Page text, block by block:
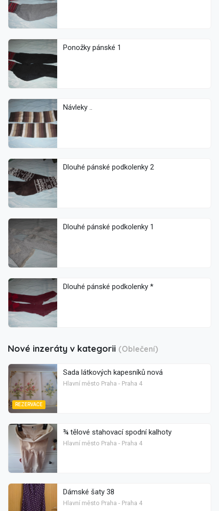
Ponožky pánské 1
Návleky ..
Dlouhé pánské podkolenky 2
Dlouhé pánské podkolenky 1
Dlouhé pánské podkolenky *
Nové inzeráty v kategorii (Oblečení)
REZERVACE
Sada látkových kapesníků nová
Hlavní město Praha - Praha 4
¾ tělové stahovací spodní kalhoty
Hlavní město Praha - Praha 4
Dámské šaty 38
Hlavní město Praha - Praha 4